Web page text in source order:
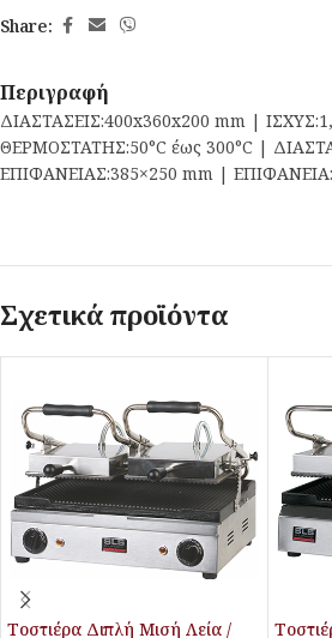
Share:
Περιγραφή
ΔΙΑΣΤΑΣΕΙΣ:400x360x200 mm |
ΘΕΡΜΟΣΤΑΤΗΣ:50°C έως 300°C |
ΕΠΙΦΑΝΕΙΑΣ:385×250 mm |
Σχετικά προϊόντα
Τοστιέρα Διπλή Μισή Λεία /